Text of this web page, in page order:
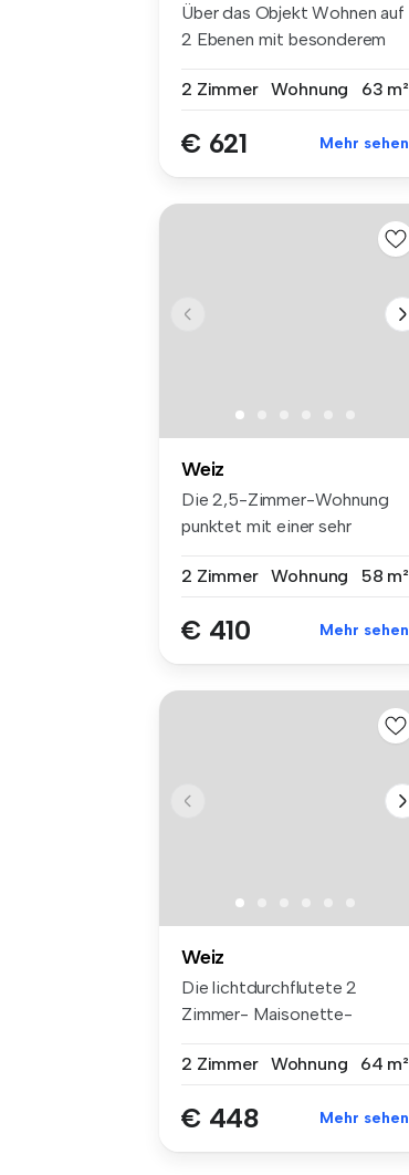
Über das Objekt Wohnen auf
2 Ebenen mit besonderem
2 Zimmer
Wohnung 63 m²
€ 621 Mehr sehen
Weiz
Die 2,5-Zimmer-Wohnung
punktet mit einer sehr
2 Zimmer
Wohnung 58 m²
€ 410 Mehr sehen
Weiz
Die lichtdurchflutete 2
Zimmer- Maisonette-
2 Zimmer Wohnung 64 m²
€ 448 Mehr sehen